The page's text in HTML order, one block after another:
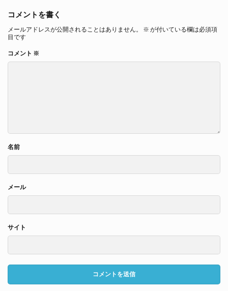
コメントを書く
メールアドレスが公開されることはありません。 ※ が付いている欄は必須項
目です
コメント ※
名前
メール
サイト